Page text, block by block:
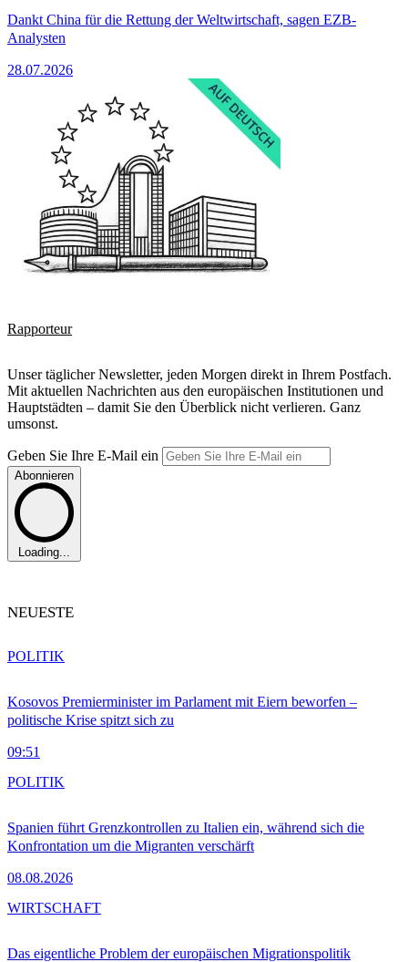
Dankt China für die Rettung der Weltwirtschaft, sagen EZB-
Analysten
28.07.2026
Rapporteur
Unser täglicher Newsletter, jeden Morgen direkt in Ihrem Postfach.
Mit aktuellen Nachrichten aus den europäischen Institutionen und
Hauptstädten – damit Sie den Überblick nicht verlieren. Ganz
umsonst.
Geben Sie Ihre E-Mail ein
Abonnieren
Loading...
NEUESTE
Kosovos Premierminister im Parlament mit Eiern beworfen –
politische Krise spitzt sich zu
09:51
POLITIK
Spanien führt Grenzkontrollen zu Italien ein, während sich die
Konfrontation um die Migranten verschärft
08.08.2026
POLITIK
Das eigentliche Problem der europäischen Migrationspolitik
WIRTSCHAFT